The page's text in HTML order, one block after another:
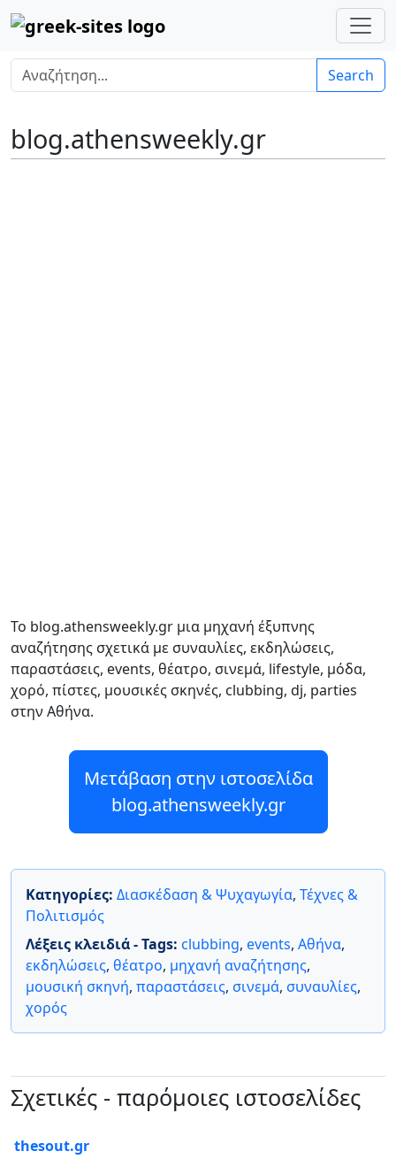
Search
blog.athensweekly.gr
Το blog.athensweekly.gr μια μηχανή έξυπνης
αναζήτησης σχετικά με συναυλίες, εκδηλώσεις,
παραστάσεις, events, θέατρο, σινεμά, lifestyle, μόδα,
χορό, πίστες, μουσικές σκηνές, clubbing, dj, parties
στην Αθήνα.
Μετάβαση στην ιστοσελίδα
blog.athensweekly.gr
Κατηγορίες: Διασκέδαση & Ψυχαγωγία, Τέχνες &
Πολιτισμός
Λέξεις κλειδιά - Tags: clubbing, events, Αθήνα,
εκδηλώσεις, θέατρο, μηχανή αναζήτησης,
μουσική σκηνή, παραστάσεις, σινεμά, συναυλίες,
χορός
Σχετικές - παρόμοιες ιστοσελίδες
thesout.gr